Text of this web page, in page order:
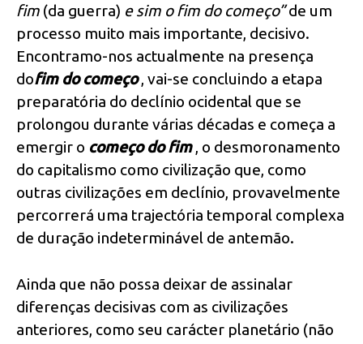
fim (da guerra) e sim o fim do começo”de um
processo muito mais importante, decisivo.
Encontramo-nos actualmente na presença
dofim do começo, vai-se concluindo a etapa
preparatória do declínio ocidental que se
prolongou durante várias décadas e começa a
emergir o começo do fim, o desmoronamento
do capitalismo como civilização que, como
outras civilizações em declínio, provavelmente
percorrerá uma trajectória temporal complexa
de duração indeterminável de antemão.
Ainda que não possa deixar de assinalar
diferenças decisivas com as civilizações
anteriores, como seu carácter planetário (não